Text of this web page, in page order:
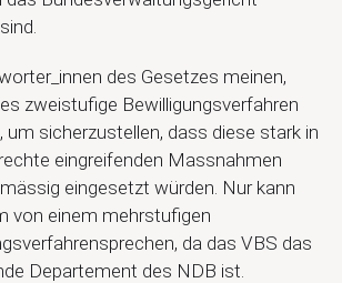
des Gesetzes meinen,
zweistufige Bewilligungsverfahren
um sicherzustellen, dass diese stark in
eingreifenden Massnahmen
eingesetzt würden. Nur kann
von einem mehrstufigen
da das VBS das
Departement des NDB ist.